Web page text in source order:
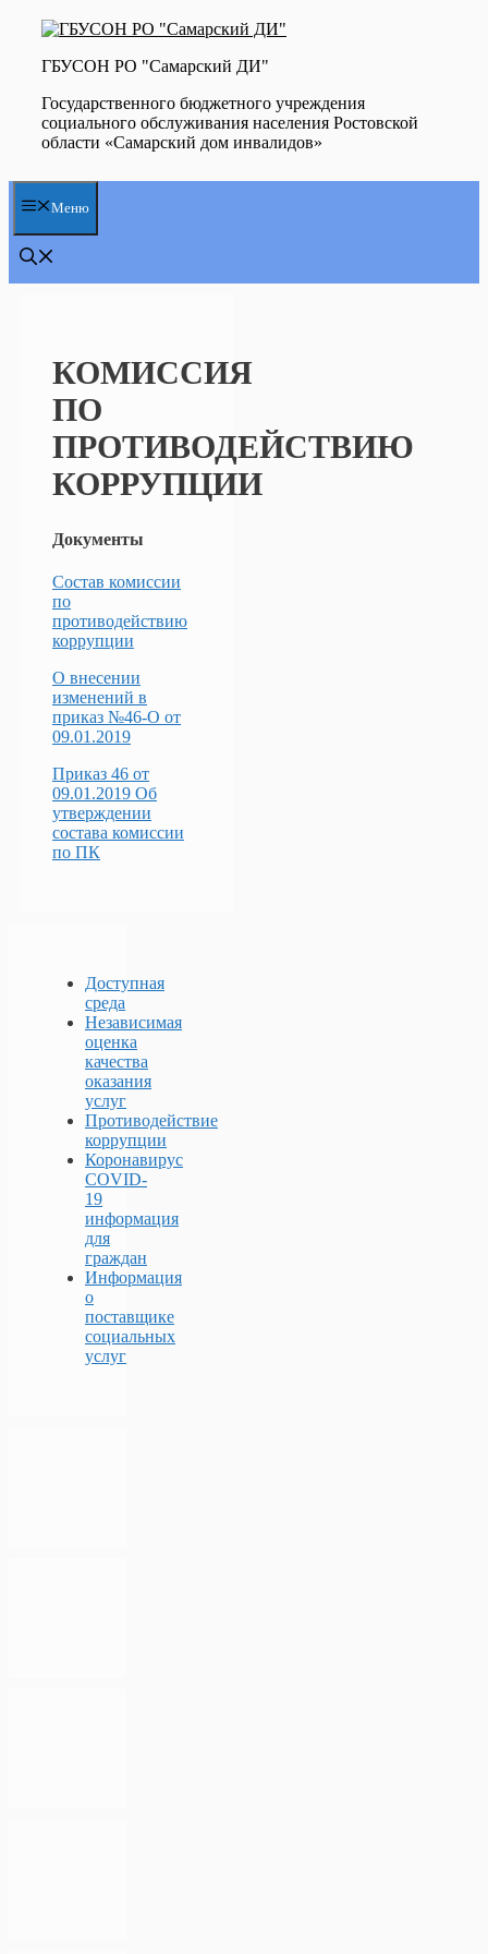
Перейти
содержимому
ГБУСОН РО "Самарский ДИ"
Государственного бюджетного учреждения
социального обслуживания населения Ростовской
области «Самарский дом инвалидов»
Меню
КОМИССИЯ
ПО
ПРОТИВОДЕЙСТВИЮ
КОРРУПЦИИ
Документы
Состав комиссии
по
противодействию
коррупции
О внесении
изменений в
приказ №46-О от
09.01.2019
Приказ 46 от
09.01.2019 Об
утверждении
состава комиссии
по ПК
Доступная
среда
Независимая
оценка
качества
оказания
услуг
Противодействие
коррупции
Коронавирус
COVID-
19
информация
для
граждан
Информация
о
поставщике
социальных
услуг